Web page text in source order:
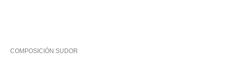
COMPOSICIÓN SUDOR